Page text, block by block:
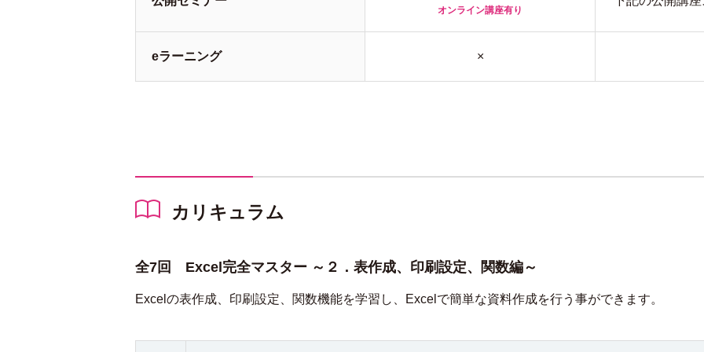
オンライン講座有り
eラーニング ×
カリキュラム
全7回 Excel完全マスター ～２．表作成、印刷設定、関数編～
Excelの表作成、印刷設定、関数機能を学習し、Excelで簡単な資料作成を行う事ができます。